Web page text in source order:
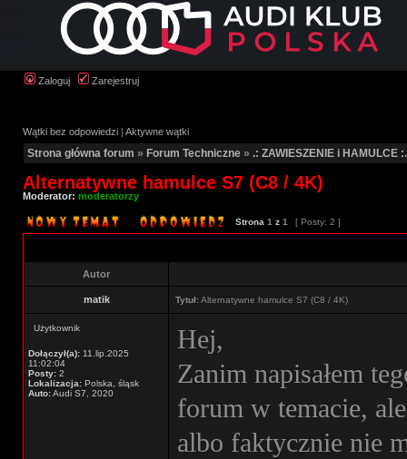
Zaloguj Zarejestruj
Wątki bez odpowiedzi | Aktywne wątki
Strona główna forum » Forum Techniczne » .: ZAWIESZENIE i HAMULCE :.
Alternatywne hamulce S7 (C8 / 4K)
Moderator: moderatorzy
Strona 1 z 1 [ Posty: 2 ]
Autor
matik Tytuł:Alternatywne hamulce S7 (C8 / 4K)
Użytkownik
Dołączył(a): 11.lip.2025
11:02:04
Posty: 2
Lokalizacja: Polska, śląsk
Auto:Audi S7, 2020
Hej,
Zanim napisałem
forum w temacie,
albo faktycznie nie